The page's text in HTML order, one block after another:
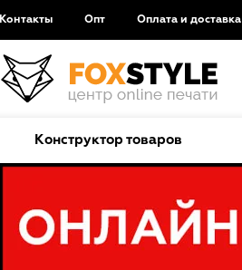
Контакты Опт Оплата и доставка
Конструктор товаров